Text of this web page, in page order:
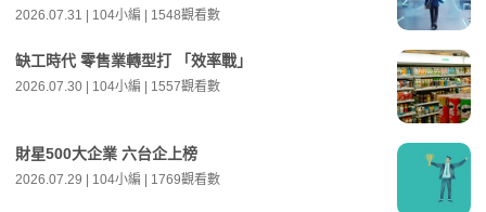
2026.07.31 | 104小編 | 1548觀看數
缺工時代 零售業轉型打 「效率戰」
2026.07.30 | 104小編 | 1557觀看數
財星500大企業 六台企上榜
2026.07.29 | 104小編 | 1769觀看數